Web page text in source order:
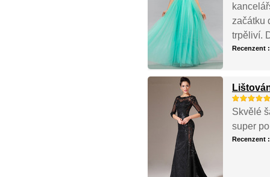
začátku
trpěliví.
Recenzent
Skvělé
super
Recenzent